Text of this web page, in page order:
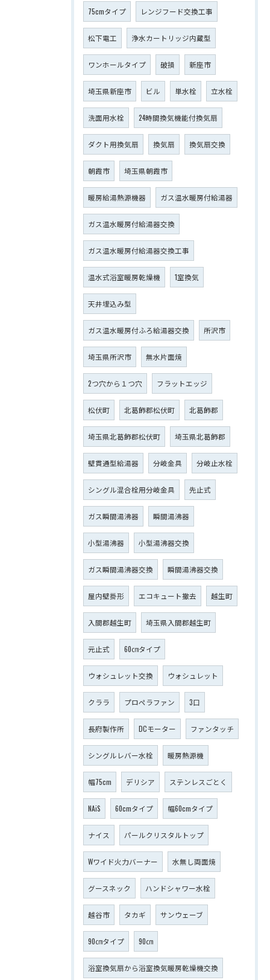
75cmタイプ レンジフード交換工事
松下電工 浄水カートリッジ内蔵型
ワンホールタイプ 破損 新座市
埼玉県新座市 ビル 単水栓 立水栓
洗面用水栓 24時間換気機能付換気扇
ダクト用換気扇 換気扇 換気扇交換
朝霞市 埼玉県朝霞市
暖房給湯熱源機器 ガス温水暖房付給湯器
ガス温水暖房付給湯器交換
ガス温水暖房付給湯器交換工事
温水式浴室暖房乾燥機 1室換気
天井埋込み型
ガス温水暖房付ふろ給湯器交換 所沢市
埼玉県所沢市 無水片面焼
2つ穴から１つ穴 フラットエッジ
松伏町 北葛飾郡松伏町 北葛飾郡
埼玉県北葛飾郡松伏町 埼玉県北葛飾郡
壁貫通型給湯器 分岐金具 分岐止水栓
シングル混合栓用分岐金具 先止式
ガス瞬間湯沸器 瞬間湯沸器
小型湯沸器 小型湯沸器交換
ガス瞬間湯沸器交換 瞬間湯沸器交換
屋内壁掛形 エコキュート撤去 越生町
入間郡越生町 埼玉県入間郡越生町
元止式 60㎝タイプ
ウォシュレット交換 ウォシュレット
クララ プロペラファン 3口
長府製作所 DCモーター ファンタッチ
シングルレバー水栓 暖房熱源機
幅75cm デリシア ステンレスごとく
NAiS 60cmタイプ 幅60cmタイプ
ナイス パールクリスタルトップ
Wワイド火力バーナー 水無し両面焼
グースネック ハンドシャワー水栓
越谷市 タカギ サンウェーブ
90㎝タイプ 90㎝
浴室換気扇から浴室換気暖房乾燥機交換